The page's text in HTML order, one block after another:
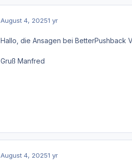
August 4, 20251 yr
Hallo, die Ansagen bei BetterPushback
Gruß Manfred
August 4, 20251 yr